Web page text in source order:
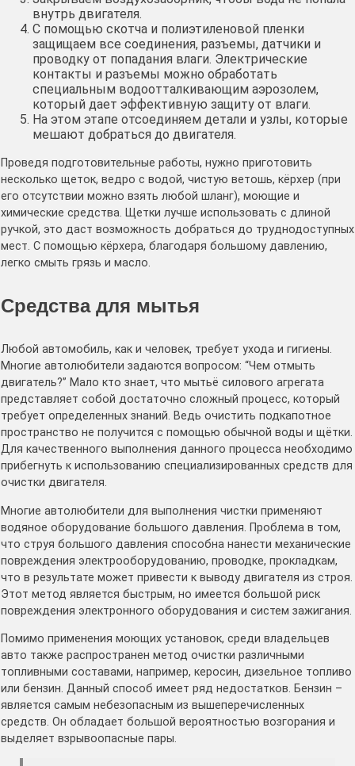
внутрь двигателя.
С помощью скотча и полиэтиленовой пленки
защищаем все соединения, разъемы, датчики и
проводку от попадания влаги. Электрические
контакты и разъемы можно обработать
специальным водоотталкивающим аэрозолем,
который дает эффективную защиту от влаги.
На этом этапе отсоединяем детали и узлы, которые
мешают добраться до двигателя.
Проведя подготовительные работы, нужно приготовить
несколько щеток, ведро с водой, чистую ветошь, кёрхер (при
его отсутствии можно взять любой шланг), моющие и
химические средства. Щетки лучше использовать с длиной
ручкой, это даст возможность добраться до труднодоступных
мест. С помощью кёрхера, благодаря большому давлению,
легко смыть грязь и масло.
Средства для мытья
Любой автомобиль, как и человек, требует ухода и гигиены.
Многие автолюбители задаются вопросом: “Чем отмыть
двигатель?” Мало кто знает, что мытьё силового агрегата
представляет собой достаточно сложный процесс, который
требует определенных знаний. Ведь очистить подкапотное
пространство не получится с помощью обычной воды и щётки.
Для качественного выполнения данного процесса необходимо
прибегнуть к использованию специализированных средств для
очистки двигателя.
Многие автолюбители для выполнения чистки применяют
водяное оборудование большого давления. Проблема в том,
что струя большого давления способна нанести механические
повреждения электрооборудованию, проводке, прокладкам,
что в результате может привести к выводу двигателя из строя.
Этот метод является быстрым, но имеется большой риск
повреждения электронного оборудования и систем зажигания.
Помимо применения моющих установок, среди владельцев
авто также распространен метод очистки различными
топливными составами, например, керосин, дизельное топливо
или бензин. Данный способ имеет ряд недостатков. Бензин –
является самым небезопасным из вышеперечисленных
средств. Он обладает большой вероятностью возгорания и
выделяет взрывоопасные пары.